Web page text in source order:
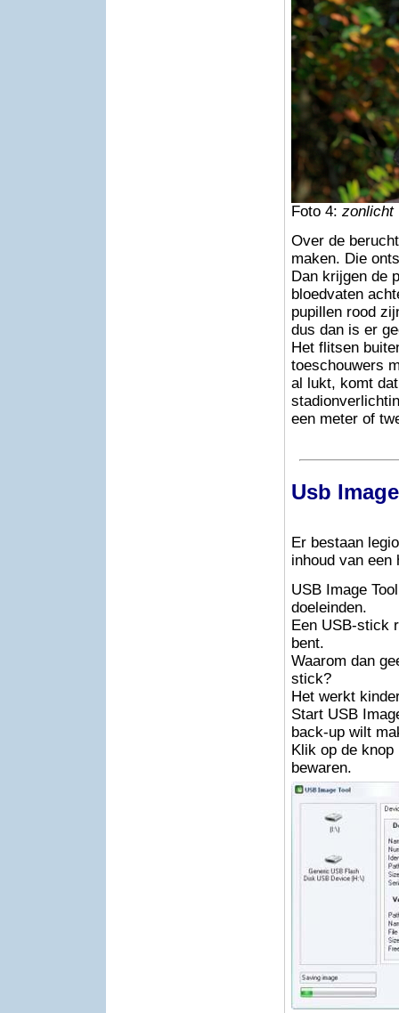
Foto 4: zonlicht
Over de
maken. Die
Dan krijgen de
bloedvaten
pupillen rood
dus dan is er
Het flitsen
toeschouwers
al lukt, komt
een meter of
Usb
Er bestaan
inhoud van een
USB Image
doeleinden.
Een USB-stick
bent.
Waarom dan
stick?
Het werkt
Start USB
back-up wilt
Klik op de knop
bewaren.